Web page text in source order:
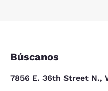
Búscanos
7856 E. 36th Street N.,